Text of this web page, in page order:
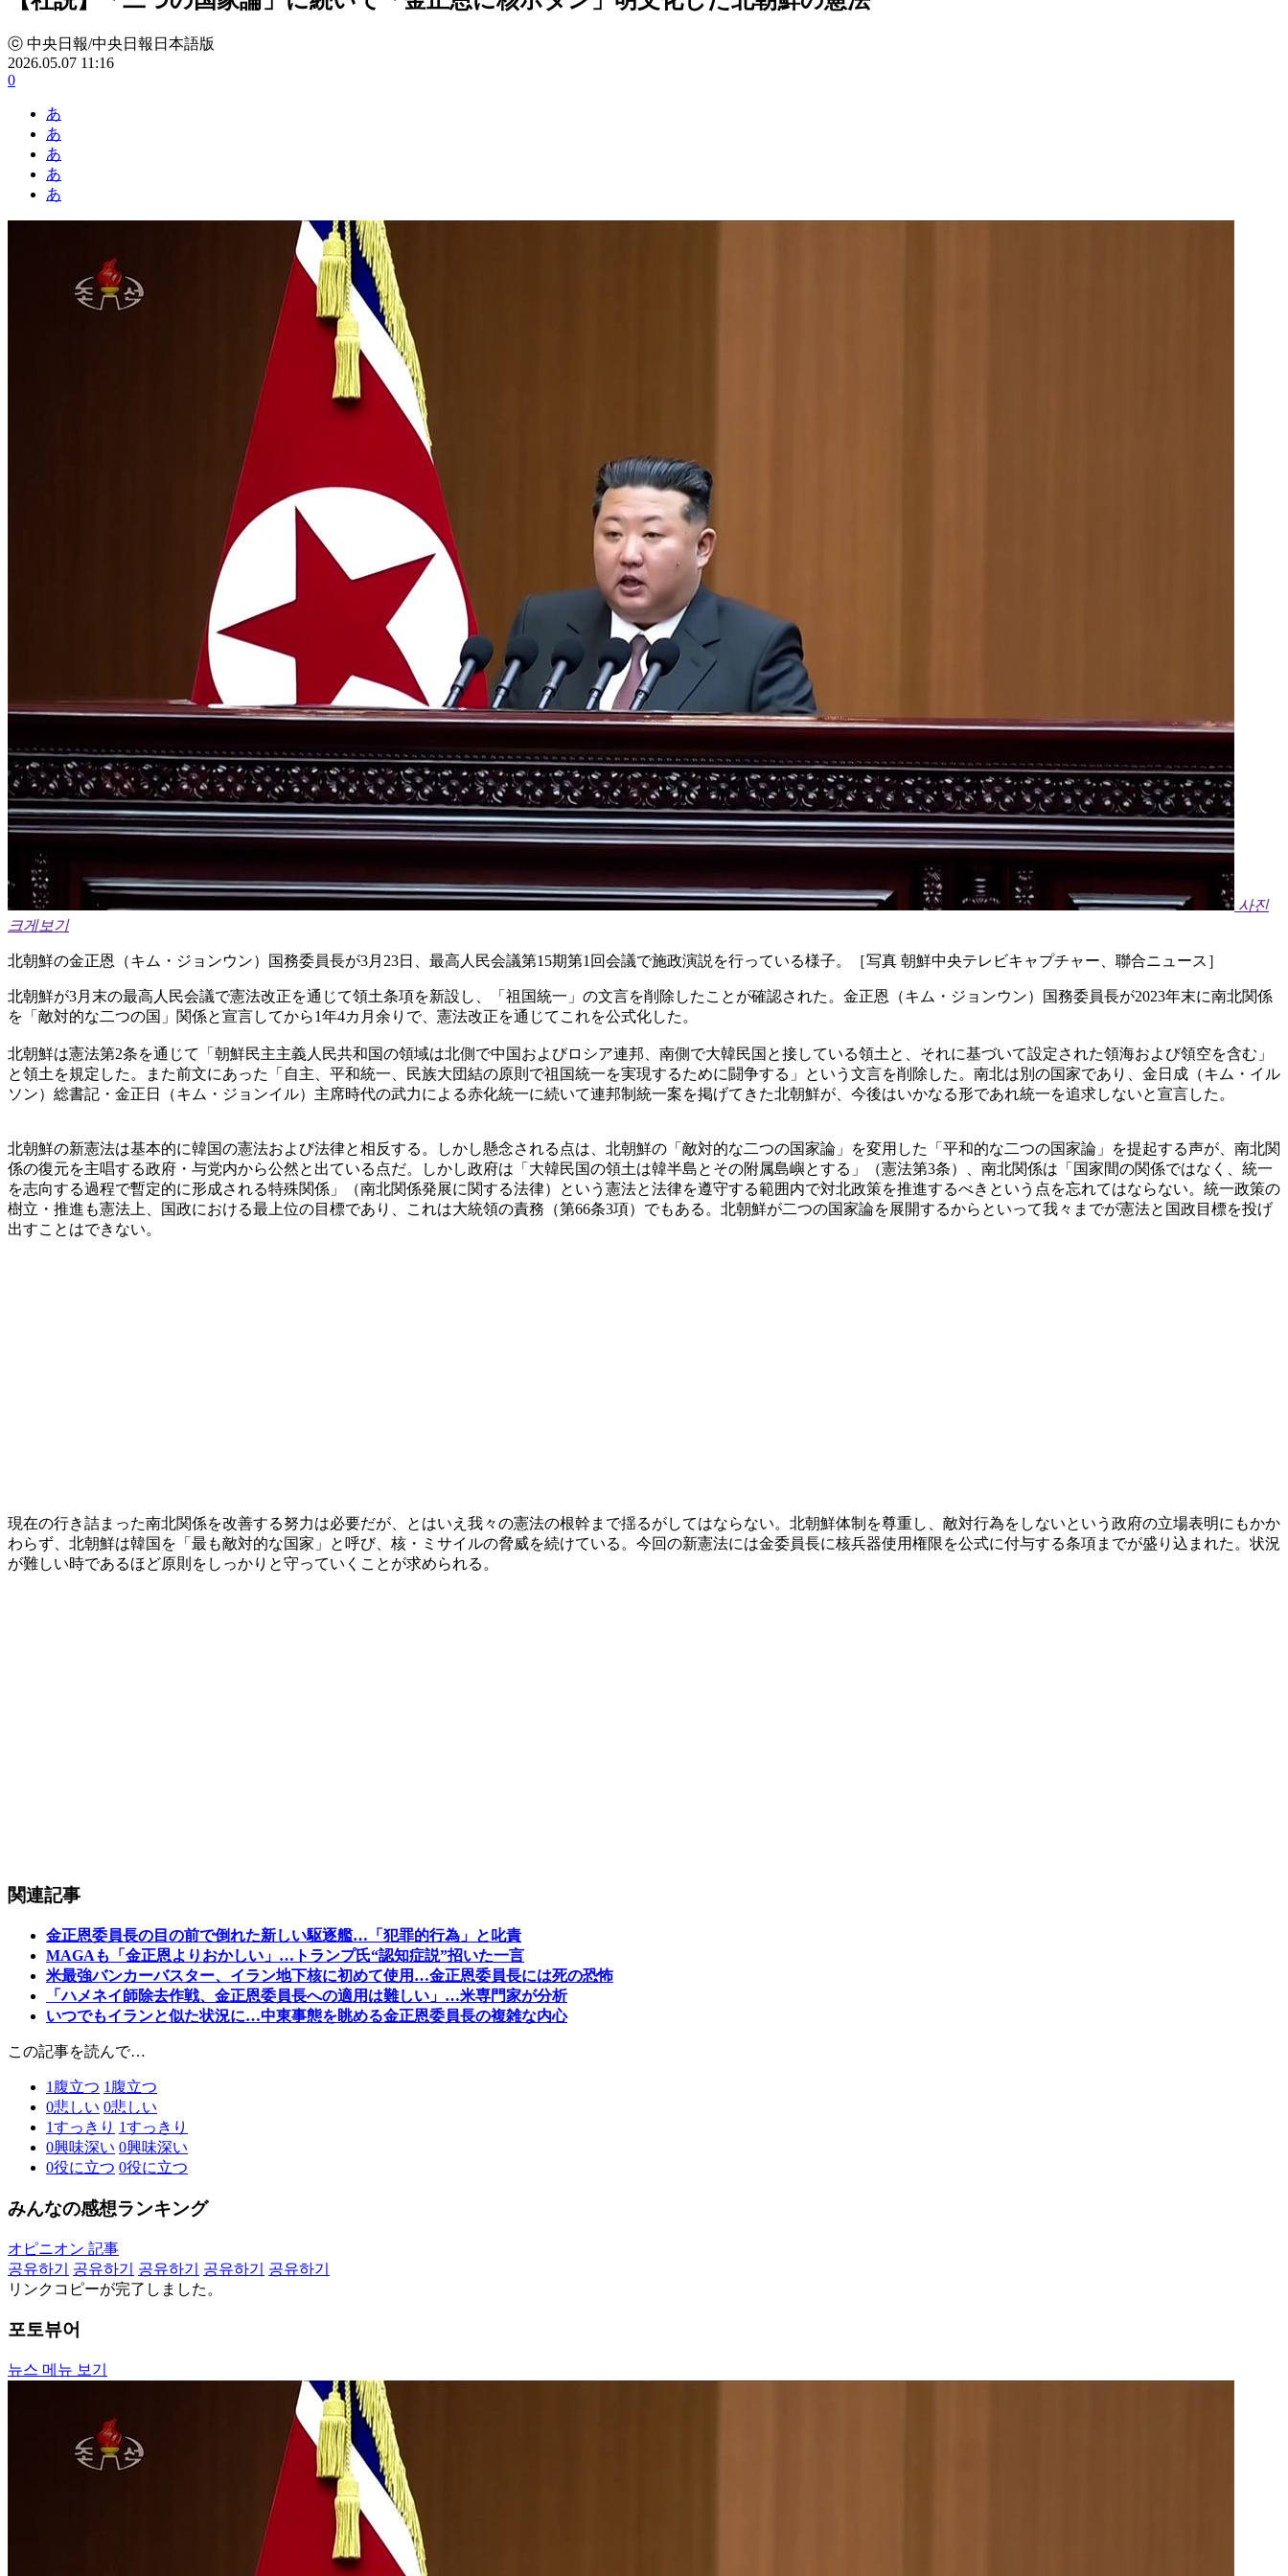
ⓒ 中央日報/中央日報日本語版
2026.05.07 11:16
0
あ
あ
あ
あ
あ
사진
크게보기
北朝鮮の金正恩（キム・ジョンウン）国務委員長が3月23日、最高人民会議第15期第1回会議で施政演説を行っている様子。［写真 朝鮮中央テレビキャプチャー、聯合ニュース］
北朝鮮が3月末の最高人民会議で憲法改正を通じて領土条項を新設し、「祖国統一」の文言を削除したことが確認された。金正恩（キム・ジョンウン）国務委員長が2023年末に南北関係
を「敵対的な二つの国」関係と宣言してから1年4カ月余りで、憲法改正を通じてこれを公式化した。
北朝鮮は憲法第2条を通じて「朝鮮民主主義人民共和国の領域は北側で中国およびロシア連邦、南側で大韓民国と接している領土と、それに基づいて設定された領海および領空を含む」
と領土を規定した。また前文にあった「自主、平和統一、民族大団結の原則で祖国統一を実現するために闘争する」という文言を削除した。南北は別の国家であり、金日成（キム・イル
ソン）総書記・金正日（キム・ジョンイル）主席時代の武力による赤化統一に続いて連邦制統一案を掲げてきた北朝鮮が、今後はいかなる形であれ統一を追求しないと宣言した。
北朝鮮の新憲法は基本的に韓国の憲法および法律と相反する。しかし懸念される点は、北朝鮮の「敵対的な二つの国家論」を変用した「平和的な二つの国家論」を提起する声が、南北関
係の復元を主唱する政府・与党内から公然と出ている点だ。しかし政府は「大韓民国の領土は韓半島とその附属島嶼とする」（憲法第3条）、南北関係は「国家間の関係ではなく、統一
を志向する過程で暫定的に形成される特殊関係」（南北関係発展に関する法律）という憲法と法律を遵守する範囲内で対北政策を推進するべきという点を忘れてはならない。統一政策の
樹立・推進も憲法上、国政における最上位の目標であり、これは大統領の責務（第66条3項）でもある。北朝鮮が二つの国家論を展開するからといって我々までが憲法と国政目標を投げ
出すことはできない。
現在の行き詰まった南北関係を改善する努力は必要だが、とはいえ我々の憲法の根幹まで揺るがしてはならない。北朝鮮体制を尊重し、敵対行為をしないという政府の立場表明にもかか
わらず、北朝鮮は韓国を「最も敵対的な国家」と呼び、核・ミサイルの脅威を続けている。今回の新憲法には金委員長に核兵器使用権限を公式に付与する条項までが盛り込まれた。状況
が難しい時であるほど原則をしっかりと守っていくことが求められる。
関連記事
金正恩委員長の目の前で倒れた新しい駆逐艦…「犯罪的行為」と叱責
MAGAも「金正恩よりおかしい」…トランプ氏“認知症説”招いた一言
米最強バンカーバスター、イラン地下核に初めて使用…金正恩委員長には死の恐怖
「ハメネイ師除去作戦、金正恩委員長への適用は難しい」…米専門家が分析
いつでもイランと似た状況に…中東事態を眺める金正恩委員長の複雑な内心
この記事を読んで…
1 腹立つ 1 腹立つ
0悲しい 0悲しい
1すっきり 1すっきり
0興味深い 0興味深い
0役に立つ 0役に立つ
みんなの感想ランキング
オピニオン 記事
공유하기
공유하기 공유하기 공유하기
공유하기
リンクコピーが完了しました。
포토뷰어
뉴스 메뉴 보기